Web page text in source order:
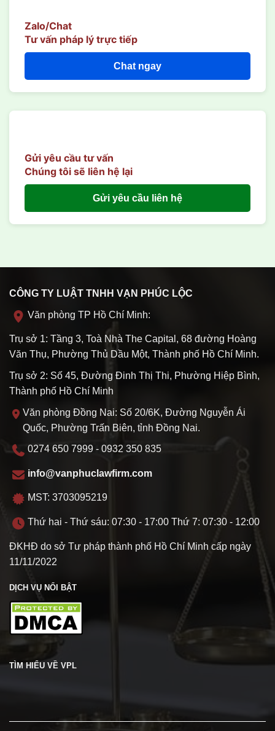
Zalo/Chat
Tư vấn pháp lý trực tiếp
Chat ngay
Gửi yêu cầu tư vấn
Chúng tôi sẽ liên hệ lại
Gửi yêu cầu liên hệ
CÔNG TY LUẬT TNHH VẠN PHÚC LỘC
Văn phòng TP Hồ Chí Minh:
Trụ sở 1: Tầng 3, Toà Nhà The Capital, 68 đường Hoàng
Văn Thụ, Phường Thủ Dầu Một, Thành phố Hồ Chí Minh.
Trụ sở 2: Số 45, Đường Đinh Thị Thi, Phường Hiệp Bình,
Thành phố Hồ Chí Minh
Văn phòng Đồng Nai: Số 20/6K, Đường Nguyễn Ái
Quốc, Phường Trấn Biên, tỉnh Đồng Nai.
0274 650 7999 - 0932 350 835
info@vanphuclawfirm.com
MST: 3703095219
Thứ hai - Thứ sáu: 07:30 - 17:00 Thứ 7: 07:30 - 12:00
ĐKHĐ do sở Tư pháp thành phố Hồ Chí Minh cấp ngày
11/11/2022
DỊCH VỤ NỔI BẬT
TÌM HIỂU VỀ VPL